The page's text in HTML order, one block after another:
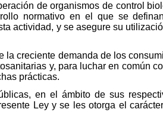
de organismos de control
normativo en el que se
actividad, y se asegure su
creciente demanda de los
y, para luchar en común
prácticas.
en el ámbito de sus
Ley y se les otorga el